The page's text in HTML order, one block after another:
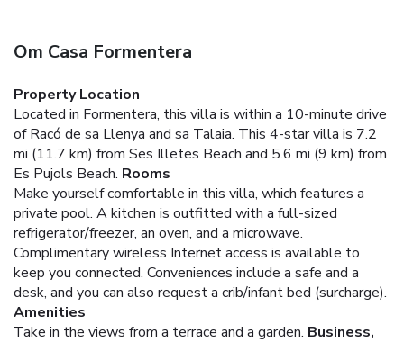
Om Casa Formentera
Property Location
Located in Formentera, this villa is within a 10-minute drive
of Racó de sa Llenya and sa Talaia. This 4-star villa is 7.2
mi (11.7 km) from Ses Illetes Beach and 5.6 mi (9 km) from
Es Pujols Beach. Rooms
Make yourself comfortable in this villa, which features a
private pool. A kitchen is outfitted with a full-sized
refrigerator/freezer, an oven, and a microwave.
Complimentary wireless Internet access is available to
keep you connected. Conveniences include a safe and a
desk, and you can also request a crib/infant bed (surcharge).
Amenities
Take in the views from a terrace and a garden. Business,